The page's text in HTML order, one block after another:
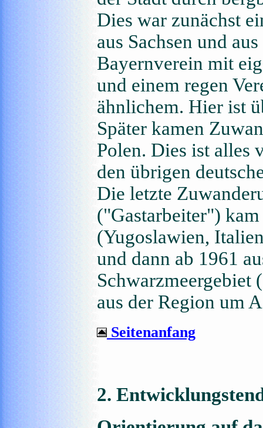
Dies war zunächst
aus Sachsen und
Bayernverein mit
und einem regen
ähnlichem. Hier ist
Später kamen
Polen. Dies ist alles
den übrigen
Die letzte
("Gastarbeiter")
(Yugoslawien,
und dann ab 1961
Schwarzmeergebiet
aus der Region um
Seitenanfang
2.